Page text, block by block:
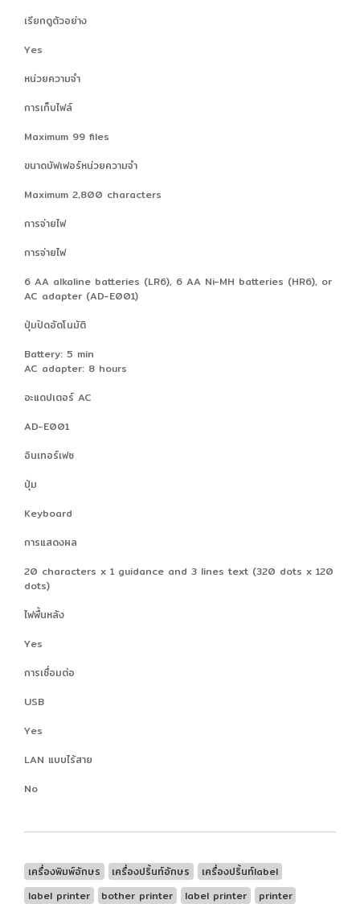
เรียกดูตัวอย่าง
Yes
หน่วยความจำ
การเก็บไฟล์
Maximum 99 files
ขนาดบัฟเฟอร์หน่วยความจำ
Maximum 2,800 characters
การจ่ายไฟ
การจ่ายไฟ
6 AA alkaline batteries (LR6), 6 AA Ni-MH batteries (HR6), or
AC adapter (AD-E001)
ปุ่มปิดอัตโนมัติ
Battery: 5 min
AC adapter: 8 hours
อะแดปเตอร์ AC
AD-E001
อินเทอร์เฟซ
ปุ่ม
Keyboard
การแสดงผล
20 characters x 1 guidance and 3 lines text (320 dots x 120
dots)
ไฟพื้นหลัง
Yes
การเชื่อมต่อ
USB
Yes
LAN แบบไร้สาย
No
เครื่องพิมพ์อักษร เครื่องปริ้นท์อักษร
เครื่องปริ้นท์label
label printer
bother printer label printer
printer